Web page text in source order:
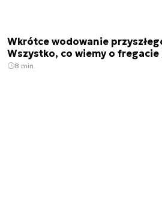
Wkrótce wodowanie
Wszystko, co wiemy o fregacie
8 min.